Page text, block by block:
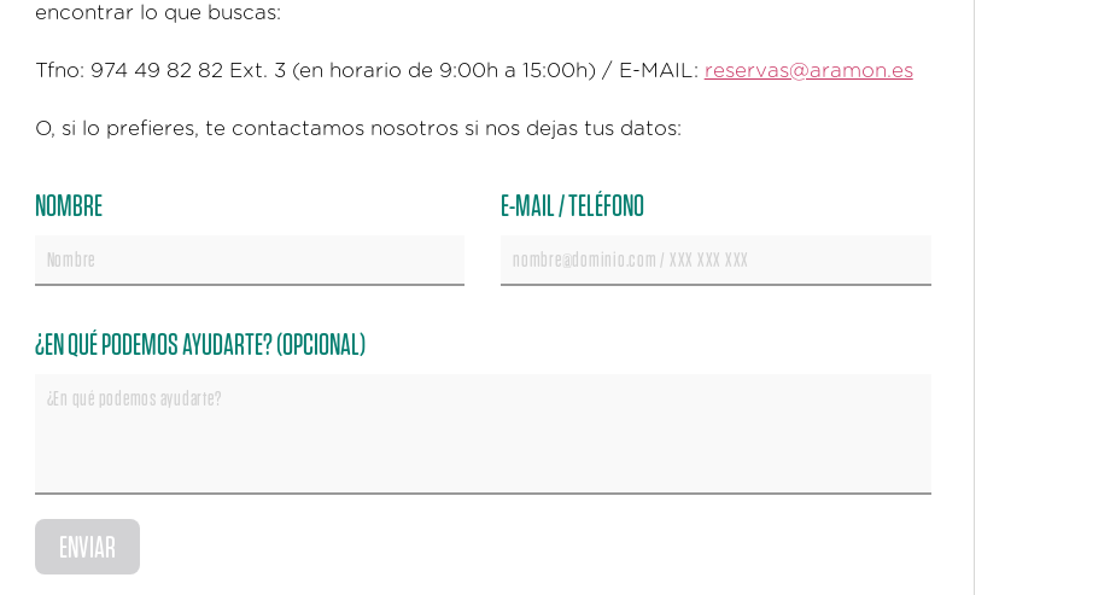
encontrar lo que buscas:
Tfno: 974 49 82 82 Ext. 3 (en horario de 9:00h a 15:00h) / E-MAIL: reservas@aramon.es
O, si lo prefieres, te contactamos nosotros si nos dejas tus datos:
NOMBRE E-MAIL / TELÉFONO
¿EN QUÉ PODEMOS AYUDARTE? (OPCIONAL)